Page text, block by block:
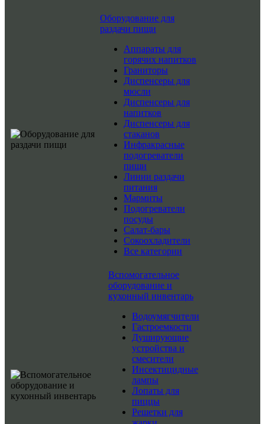
Оборудование для
раздачи пищи
Аппараты для
горячих напитков
Граниторы
Диспенсеры для
мюсли
Диспенсеры для
напитков
Диспенсеры для
стаканов
Инфракрасные
подогреватели
пищи
Линии раздачи
питания
Мармиты
Подогреватели
посуды
Салат-бары
Сокоохладители
Все категории
Вспомогательное
оборудование и
кухонный инвентарь
Водоумягчители
Гастроемкости
Душирующие
устройства и
смесители
Инсектицидные
лампы
Лопаты для
пиццы
Решетки для